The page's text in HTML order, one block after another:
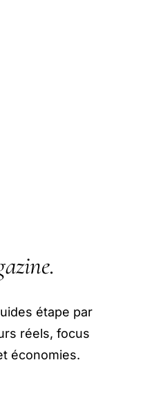
.
étape par
réels, focus
économies.